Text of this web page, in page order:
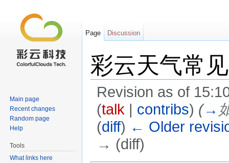
彩云天气常
Revision as of
(talk | contribs) (→
(diff) ← Older
→ (diff)
Page Discussion
Main page
Recent changes
Random page
Help
Tools
What links here